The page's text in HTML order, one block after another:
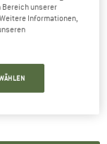
33
Bereich unserer
Informationen,